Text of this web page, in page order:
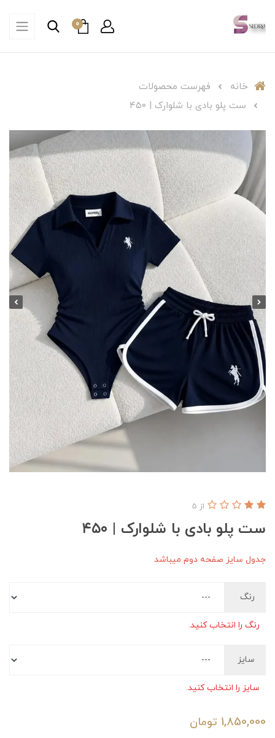
0
خانه
فهرست محصولات
ست پلو بادی با شلوارک | ۴۵۰
ست پلو بادی با شلوارک | ۴۵۰
از 5
جدول سایز صفحه دوم میباشد
رنگ
رنگ را انتخاب کنید.
سایز
سایز را انتخاب کنید.
1,850,000 تومان